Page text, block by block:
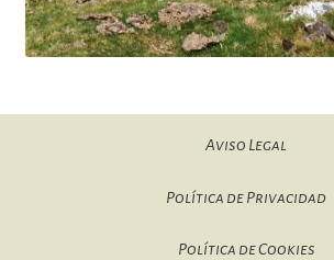
Aviso Legal
Política de Privacidad
Política de Cookies